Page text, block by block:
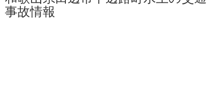
事故情報